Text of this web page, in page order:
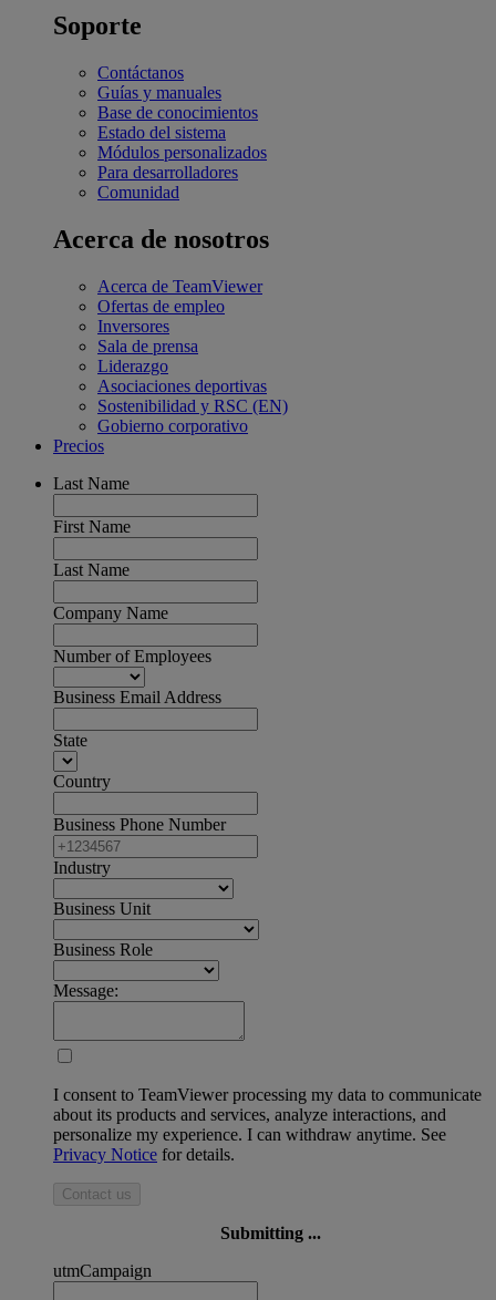
Soporte
Contáctanos
Guías y manuales
Base de conocimientos
Estado del sistema
Módulos personalizados
Para desarrolladores
Comunidad
Acerca de nosotros
Acerca de TeamViewer
Ofertas de empleo
Inversores
Sala de prensa
Liderazgo
Asociaciones deportivas
Sostenibilidad y RSC (EN)
Gobierno corporativo
Precios
Last Name
First Name
Last Name
Company Name
Number of Employees
Business Email Address
State
Country
Business Phone Number
Industry
Business Unit
Business Role
Message:
I consent to TeamViewer processing my data to communicate
about its products and services, analyze interactions, and
personalize my experience. I can withdraw anytime. See
Privacy Notice for details.
Contact us
Submitting ...
utmCampaign